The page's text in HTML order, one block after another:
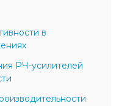
в
РЧ-усилителей